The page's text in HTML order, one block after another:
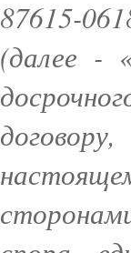
87615-
(далее -